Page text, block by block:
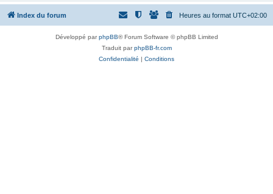
Index du forum Heures au format UTC+02:00
Développé parphpBB® Forum Software © phpBB Limited
Traduit parphpBB-fr.com
Confidentialité | Conditions